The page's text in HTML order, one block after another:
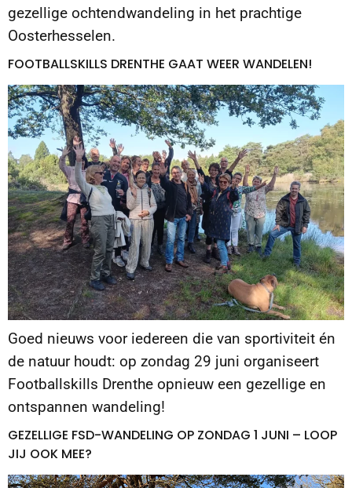
gezellige ochtendwandeling in het prachtige
Oosterhesselen.
FOOTBALLSKILLS DRENTHE GAAT WEER WANDELEN!
Goed nieuws voor iedereen die van sportiviteit én
de natuur houdt: op zondag 29 juni organiseert
Footballskills Drenthe opnieuw een gezellige en
ontspannen wandeling!
GEZELLIGE FSD-WANDELING OP ZONDAG 1 JUNI – LOOP
JIJ OOK MEE?